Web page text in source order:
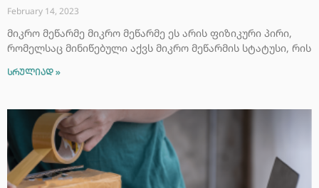
February 14, 2023
მიკრო მეწარმე მიკრო მეწარმე ეს არის ფიზიკური პირი,
რომელსაც მინიწებული აქვს მიკრო მეწარმის სტატუსი, რის
სრულიად »